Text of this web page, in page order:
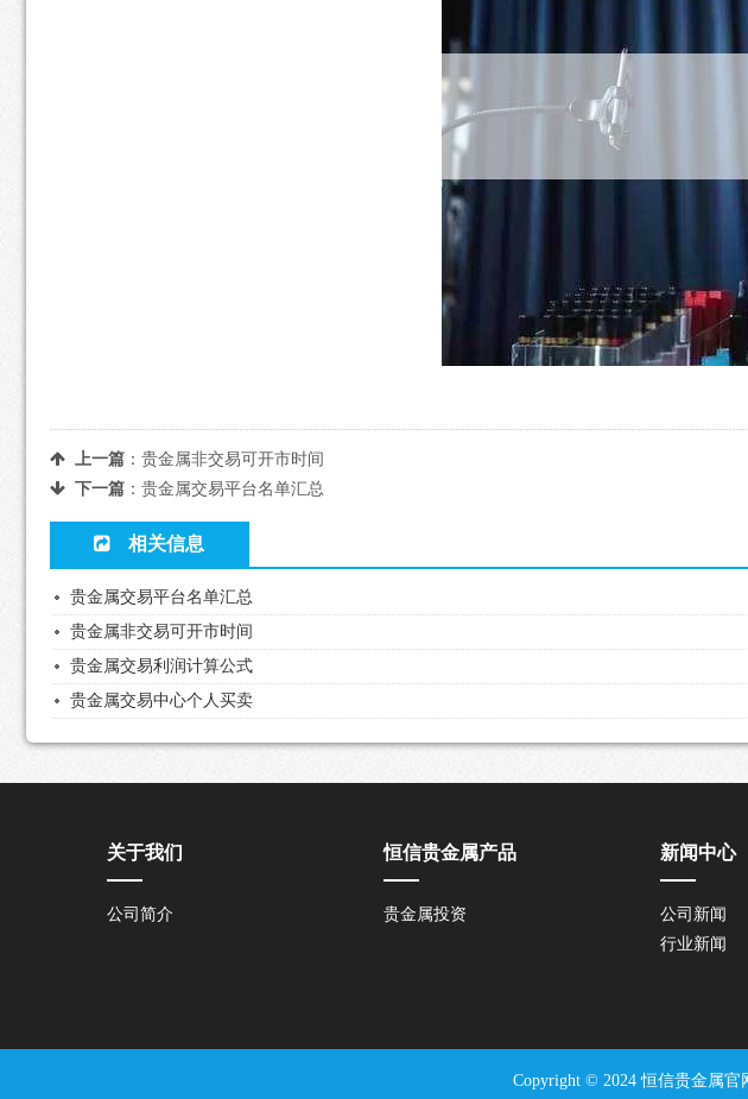
上一篇： 贵金属非交易可开市时间
下一篇： 贵金属交易平台名单汇总
相关信息
贵金属交易平台名单汇总
贵金属非交易可开市时间
贵金属交易利润计算公式
贵金属交易中心个人买卖
关于我们
公司简介
恒信贵金属产品
贵金属投资
新闻中心
公司新闻
行业新闻
Copyright © 2024 恒信贵金属官